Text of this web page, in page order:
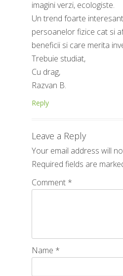
imagini verzi, ecologiste.
Un trend foarte
persoanelor fizice cat si
beneficii si care merita
Trebuie studiat,
Cu drag,
Razvan B.
Reply
Leave a Reply
Your email address will
Required fields are
Comment *
Name *